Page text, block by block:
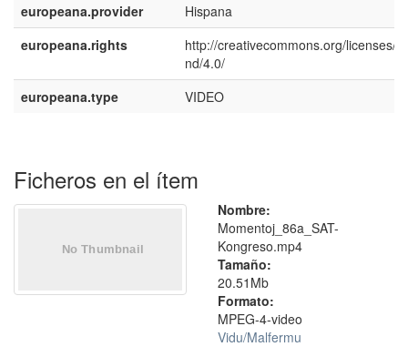
europeana.provider
Hispana
europeana.rights
http://creativecommons.org/licenses/
nd/4.0/
europeana.type
VIDEO
Ficheros en el ítem
Nombre:
Momentoj_86a_SAT-
Kongreso.mp4
Tamaño:
20.51Mb
Formato:
MPEG-4-video
Vidu/Malfermu